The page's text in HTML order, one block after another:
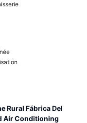
Rural Fábrica Del
Air Conditioning